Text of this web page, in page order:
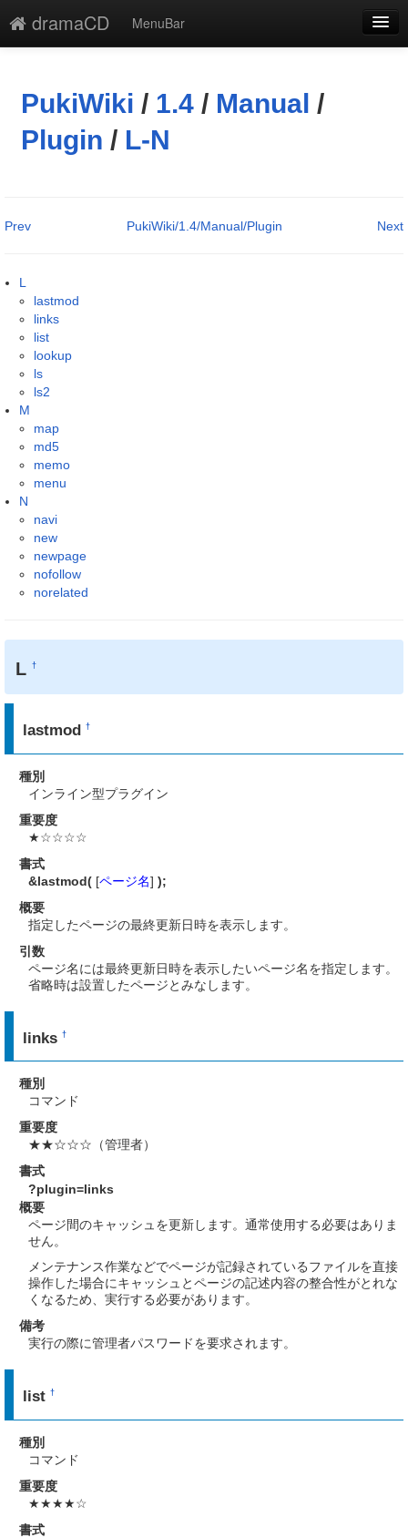
dramaCD
MenuBar
添付
凍結解除
PukiWiki / 1.4 / Manual /
Plugin / L-N
Prev Next
PukiWiki/1.4/Manual/Plugin
L
lastmod
links
list
lookup
ls
ls2
M
map
md5
memo
menu
N
navi
new
newpage
nofollow
norelated
L†
lastmod†
種別
インライン型プラグイン
重要度
★☆☆☆☆
書式
&lastmod( [ページ名] );
概要
指定したページの最終更新日時を表示します。
引数
ページ名には最終更新日時を表示したいページ名を指定します。
省略時は設置したページとみなします。
links†
種別
コマンド
重要度
★★☆☆☆（管理者）
書式
?plugin=links
概要
ページ間のキャッシュを更新します。通常使用する必要はありま
せん。
メンテナンス作業などでページが記録されているファイルを直接
操作した場合にキャッシュとページの記述内容の整合性がとれな
くなるため、実行する必要があります。
備考
実行の際に管理者パスワードを要求されます。
list†
種別
コマンド
重要度
★★★★☆
書式